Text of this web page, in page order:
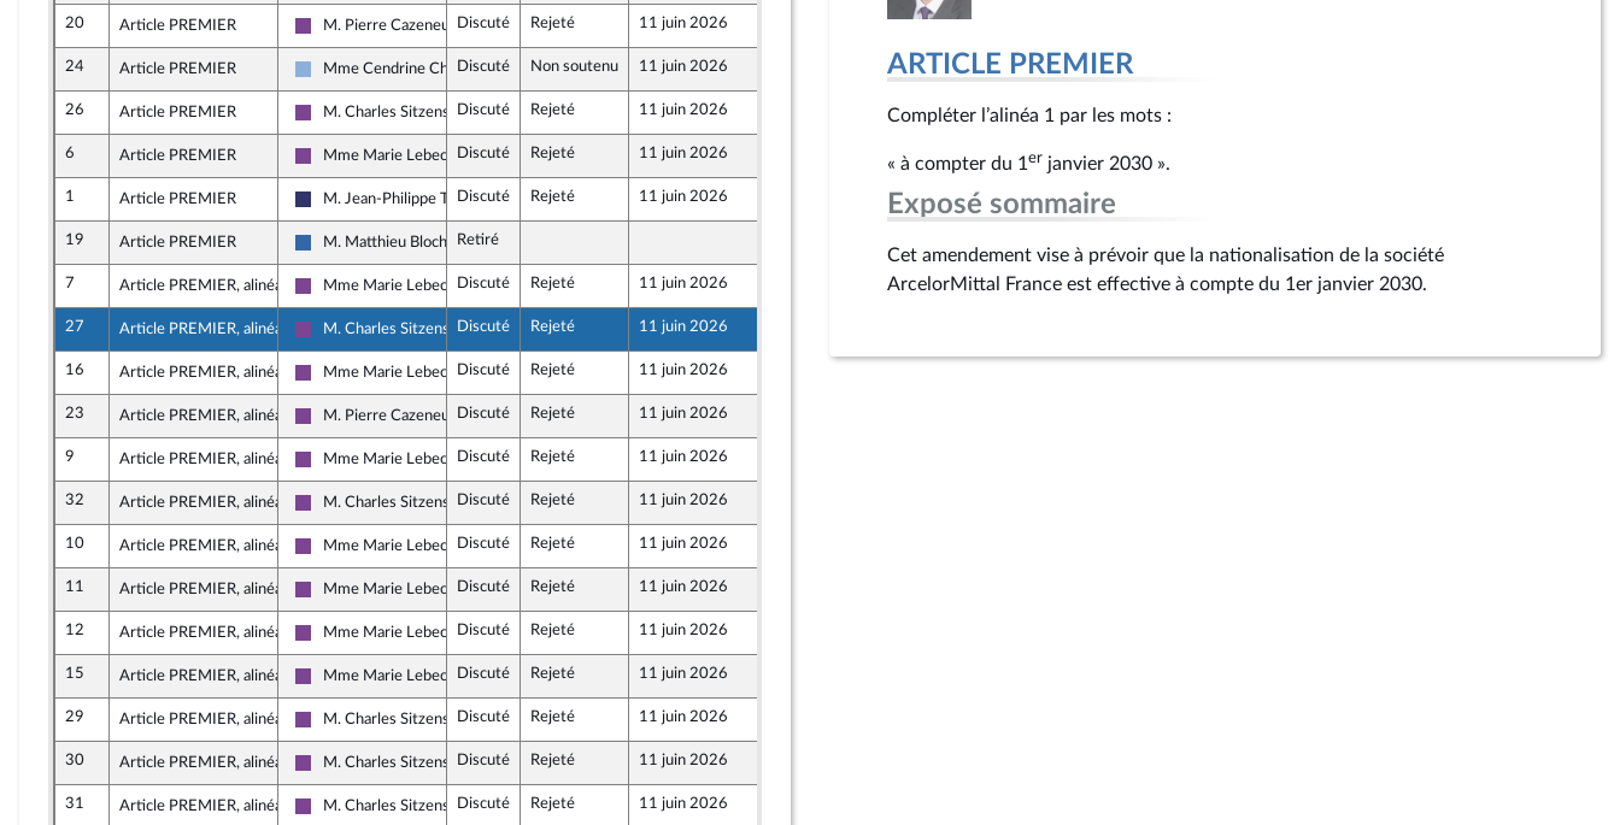
20 Article PREMIER
Ensemble pour la République
M. Pierre CazeneuveDiscuté Rejeté 11 juin 2026
24 Article PREMIER
Droite Républicaine
Mme Cendrine ChazéDiscuté Non soutenu 11 juin 2026
26 Article PREMIER
Ensemble pour la République
M. Charles SitzenstuhlDiscuté Rejeté 11 juin 2026
6 Article PREMIER
Ensemble pour la République
Mme Marie Lebec Discuté Rejeté 11 juin 2026
1 Article PREMIER
Rassemblement National
M. Jean-Philippe Tanguy
Discuté Rejeté 11 juin 2026
19 Article PREMIER
Union des droites pour la République
M. Matthieu Bloch Retiré
7 Article PREMIER, alinéa 1
Ensemble pour la République
Mme Marie Lebec Discuté Rejeté 11 juin 2026
27 Article PREMIER, alinéa 1
Ensemble pour la République
M. Charles SitzenstuhlDiscuté Rejeté 11 juin 2026
16 Article PREMIER, alinéa 1
Ensemble pour la République
Mme Marie Lebec Discuté Rejeté 11 juin 2026
23 Article PREMIER, alinéa 1
Ensemble pour la République
M. Pierre CazeneuveDiscuté Rejeté 11 juin 2026
9 Article PREMIER, alinéa 2
Ensemble pour la République
Mme Marie Lebec Discuté Rejeté 11 juin 2026
32 Article PREMIER, alinéa 2
Ensemble pour la République
M. Charles SitzenstuhlDiscuté Rejeté 11 juin 2026
10 Article PREMIER, alinéa 2
Ensemble pour la République
Mme Marie Lebec Discuté Rejeté 11 juin 2026
11 Article PREMIER, alinéa 2
Ensemble pour la République
Mme Marie Lebec Discuté Rejeté 11 juin 2026
12 Article PREMIER, alinéa 3
Ensemble pour la République
Mme Marie Lebec Discuté Rejeté 11 juin 2026
15 Article PREMIER, alinéa 3
Ensemble pour la République
Mme Marie Lebec Discuté Rejeté 11 juin 2026
29 Article PREMIER, alinéa 3
Ensemble pour la République
M. Charles SitzenstuhlDiscuté Rejeté 11 juin 2026
30 Article PREMIER, alinéa 3
Ensemble pour la République
M. Charles SitzenstuhlDiscuté Rejeté 11 juin 2026
31 Article PREMIER, alinéa 3
Ensemble pour la République
M. Charles SitzenstuhlDiscuté Rejeté 11 juin 2026
ARTICLE PREMIER
Compléter l’alinéa 1 par les mots :
« à compter du 1 er janvier 2030 ».
Exposé sommaire
Cet amendement vise à prévoir que la nationalisation de la société
ArcelorMittal France est effective à compte du 1er janvier 2030.